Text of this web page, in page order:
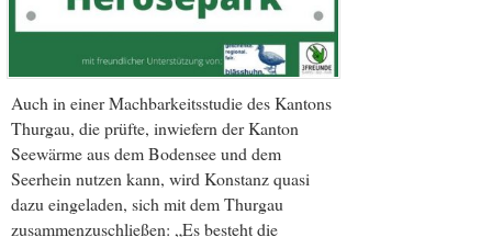
Auch in einer Machbarkeitsstudie des Kantons
Thurgau, die prüfte, inwiefern der Kanton
Seewärme aus dem Bodensee und dem
Seerhein nutzen kann, wird Konstanz quasi
dazu eingeladen, sich mit dem Thurgau
zusammenzuschließen: „Es besteht die